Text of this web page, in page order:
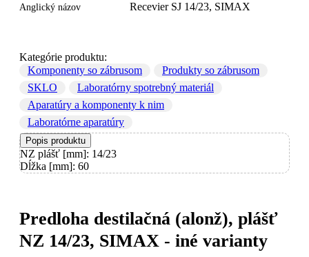
Anglický názov Recevier SJ 14/23, SIMAX
Kategórie produktu:
Komponenty so zábrusom
Produkty so zábrusom
SKLO
Laboratórny spotrebný materiál
Aparatúry a komponenty k nim
Laboratórne aparatúry
Popis produktu
NZ plášť [mm]: 14/23
Dĺžka [mm]: 60
Predloha destilačná (alonž), plášť
NZ 14/23, SIMAX - iné varianty